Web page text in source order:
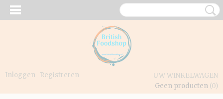
Inloggen Registreren
UW WINKELWAGEN
Geen producten (0)